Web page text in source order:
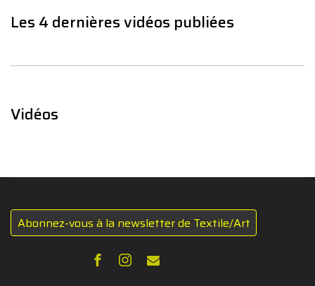
Les 4 dernières vidéos publiées
Vidéos
Abonnez-vous à la newsletter de Textile/Art